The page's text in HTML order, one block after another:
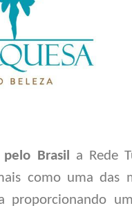
pelo Brasil a Rede
como uma das
proporcionando